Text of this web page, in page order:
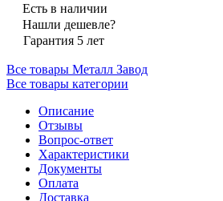
Есть в наличии
Нашли дешевле?
Гарантия 5 лет
Все товары Металл Завод
Все товары категории
Описание
Отзывы
Вопрос-ответ
Характеристики
Документы
Оплата
Доставка